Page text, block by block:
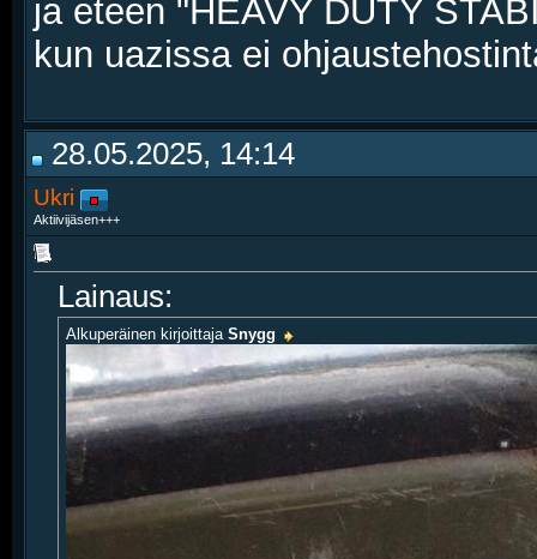
ja eteen "HEAVY DUTY
kun uazissa ei
28.05.2025, 14:14
Ukri
Aktiivijäsen+++
Lainaus:
Alkuperäinen kirjoittaja Snygg